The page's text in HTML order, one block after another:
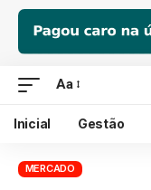
Aa
Inicial Gestão
MERCADO